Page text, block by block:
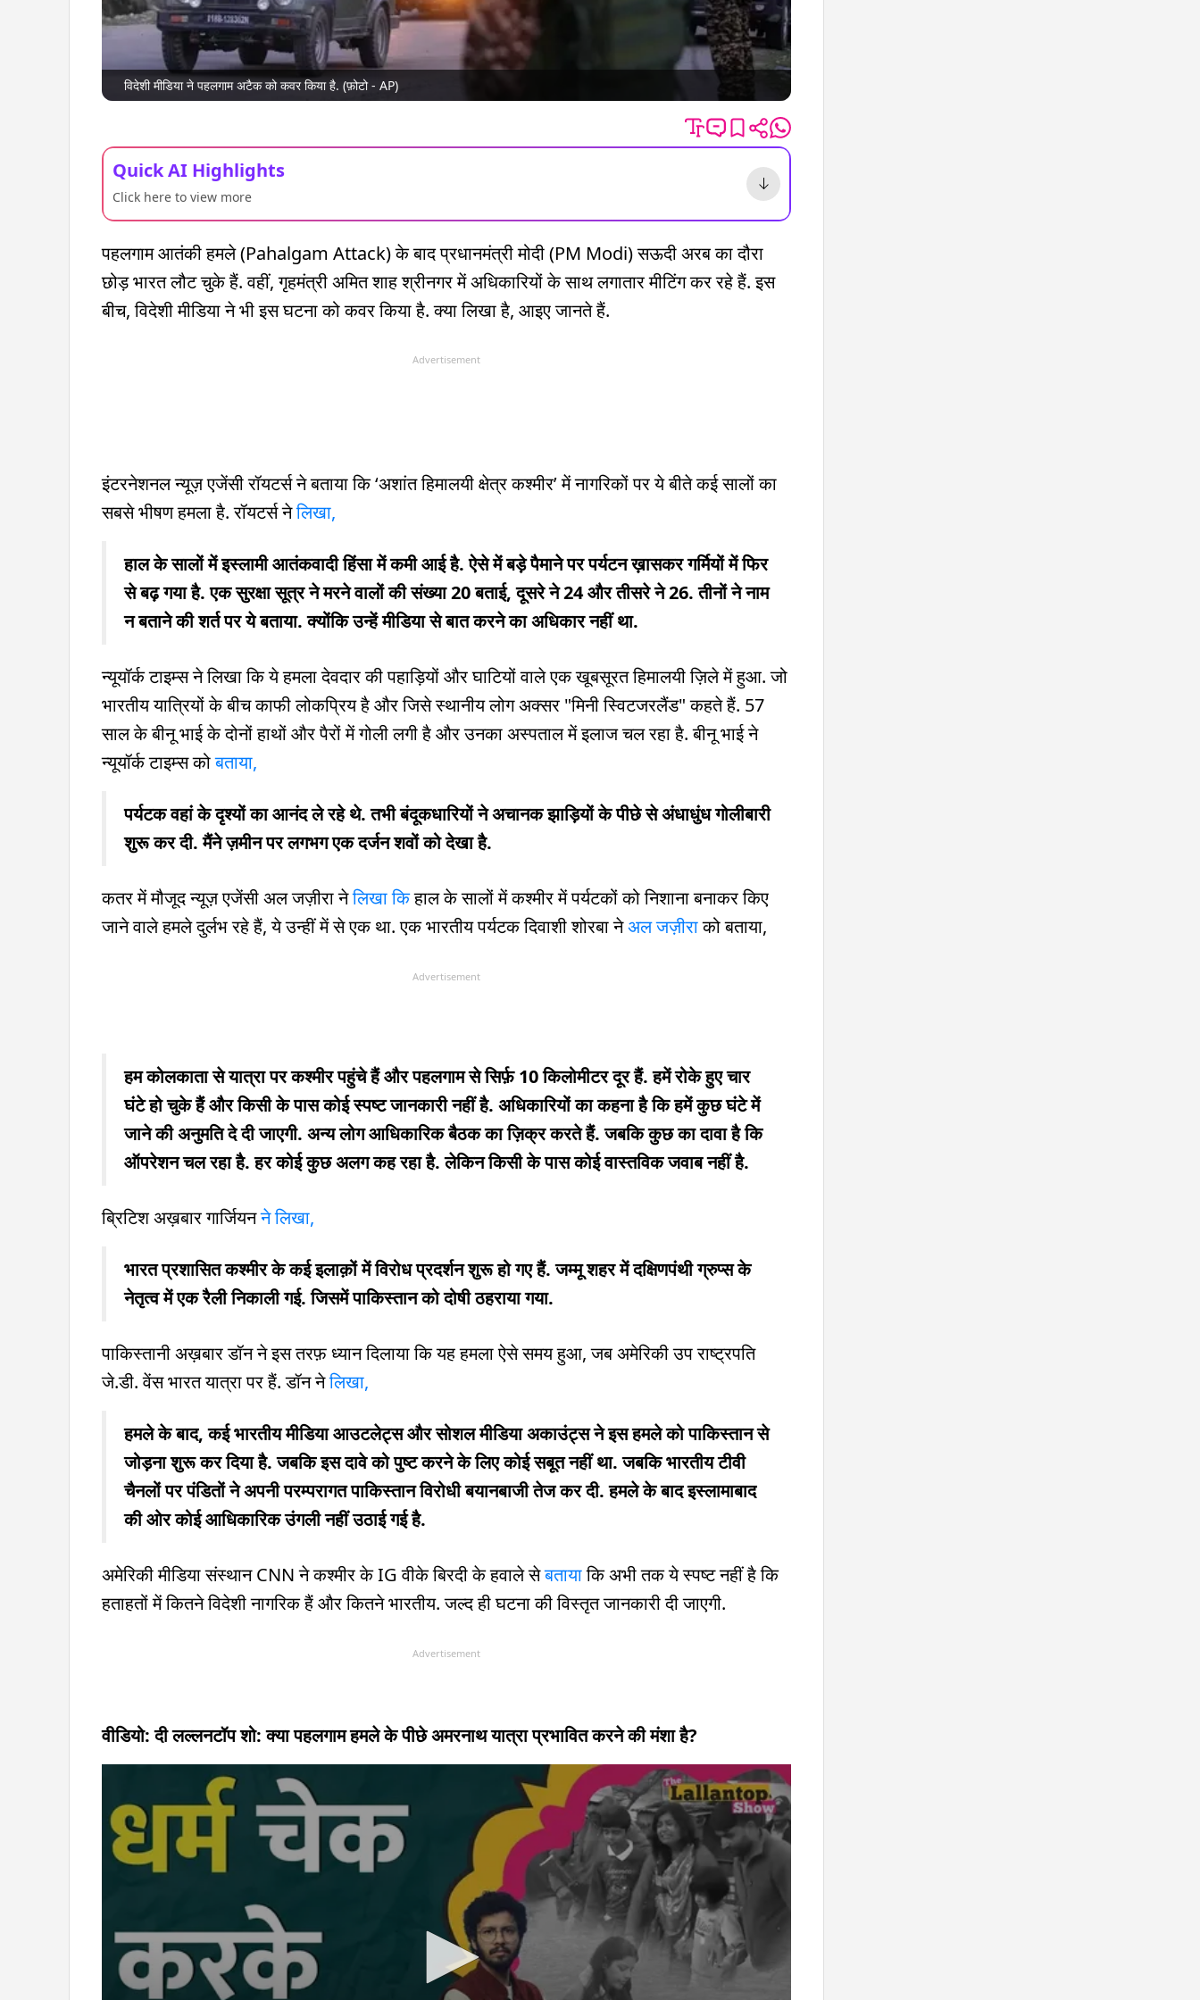
विदेशी मीडिया ने पहलगाम अटैक को कवर किया है. (फ़ोटो - AP)
Quick AI Highlights
Click here to view more
पहलगाम आतंकी हमले (Pahalgam Attack) के बाद प्रधानमंत्री मोदी (PM Modi) सऊदी अरब का दौरा
छोड़ भारत लौट चुके हैं. वहीं, गृहमंत्री अमित शाह श्रीनगर में अधिकारियों के साथ लगातार मीटिंग कर रहे हैं. इस
बीच, विदेशी मीडिया ने भी इस घटना को कवर किया है. क्या लिखा है, आइए जानते हैं.
Advertisement
इंटरनेशनल न्यूज़ एजेंसी रॉयटर्स ने बताया कि ‘अशांत हिमालयी क्षेत्र कश्मीर’ में नागरिकों पर ये बीते कई सालों का
सबसे भीषण हमला है. रॉयटर्स नेलिखा,
हाल के सालों में इस्लामी आतंकवादी हिंसा में कमी आई है. ऐसे में बड़े पैमाने पर पर्यटन ख़ासकर गर्मियों में फिर
से बढ़ गया है. एक सुरक्षा सूत्र ने मरने वालों की संख्या 20 बताई, दूसरे ने 24 और तीसरे ने 26. तीनों ने नाम
न बताने की शर्त पर ये बताया. क्योंकि उन्हें मीडिया से बात करने का अधिकार नहीं था.
न्यूयॉर्क टाइम्स ने लिखा कि ये हमला देवदार की पहाड़ियों और घाटियों वाले एक खूबसूरत हिमालयी ज़िले में हुआ. जो
भारतीय यात्रियों के बीच काफी लोकप्रिय है और जिसे स्थानीय लोग अक्सर "मिनी स्विटजरलैंड" कहते हैं. 57
साल के बीनू भाई के दोनों हाथों और पैरों में गोली लगी है और उनका अस्पताल में इलाज चल रहा है. बीनू भाई ने
न्यूयॉर्क टाइम्स कोबताया,
पर्यटक वहां के दृश्यों का आनंद ले रहे थे. तभी बंदूकधारियों ने अचानक झाड़ियों के पीछे से अंधाधुंध गोलीबारी
शुरू कर दी. मैंने ज़मीन पर लगभग एक दर्जन शवों को देखा है.
कतर में मौजूद न्यूज़ एजेंसी अल जज़ीरा नेलिखा किहाल के सालों में कश्मीर में पर्यटकों को निशाना बनाकर किए
जाने वाले हमले दुर्लभ रहे हैं, ये उन्हीं में से एक था. एक भारतीय पर्यटक दिवाशी शोरबा नेअल जज़ीराको बताया,
Advertisement
हम कोलकाता से यात्रा पर कश्मीर पहुंचे हैं और पहलगाम से सिर्फ़ 10 किलोमीटर दूर हैं. हमें रोके हुए चार
घंटे हो चुके हैं और किसी के पास कोई स्पष्ट जानकारी नहीं है. अधिकारियों का कहना है कि हमें कुछ घंटे में
जाने की अनुमति दे दी जाएगी. अन्य लोग आधिकारिक बैठक का ज़िक्र करते हैं. जबकि कुछ का दावा है कि
ऑपरेशन चल रहा है. हर कोई कुछ अलग कह रहा है. लेकिन किसी के पास कोई वास्तविक जवाब नहीं है.
ब्रिटिश अख़बार गार्जियनने लिखा,
भारत प्रशासित कश्मीर के कई इलाक़ों में विरोध प्रदर्शन शुरू हो गए हैं. जम्मू शहर में दक्षिणपंथी ग्रुप्स के
नेतृत्व में एक रैली निकाली गई. जिसमें पाकिस्तान को दोषी ठहराया गया.
पाकिस्तानी अख़बार डॉन ने इस तरफ़ ध्यान दिलाया कि यह हमला ऐसे समय हुआ, जब अमेरिकी उप राष्ट्रपति
जे.डी. वेंस भारत यात्रा पर हैं. डॉन नेलिखा,
हमले के बाद, कई भारतीय मीडिया आउटलेट्स और सोशल मीडिया अकाउंट्स ने इस हमले को पाकिस्तान से
जोड़ना शुरू कर दिया है. जबकि इस दावे को पुष्ट करने के लिए कोई सबूत नहीं था. जबकि भारतीय टीवी
चैनलों पर पंडितों ने अपनी परम्परागत पाकिस्तान विरोधी बयानबाजी तेज कर दी. हमले के बाद इस्लामाबाद
की ओर कोई आधिकारिक उंगली नहीं उठाई गई है.
अमेरिकी मीडिया संस्थान CNN ने कश्मीर के IG वीके बिरदी के हवाले सेबतायाकि अभी तक ये स्पष्ट नहीं है कि
हताहतों में कितने विदेशी नागरिक हैं और कितने भारतीय. जल्द ही घटना की विस्तृत जानकारी दी जाएगी.
Advertisement
वीडियो: दी लल्लनटॉप शो: क्या पहलगाम हमले के पीछे अमरनाथ यात्रा प्रभावित करने की मंशा है?